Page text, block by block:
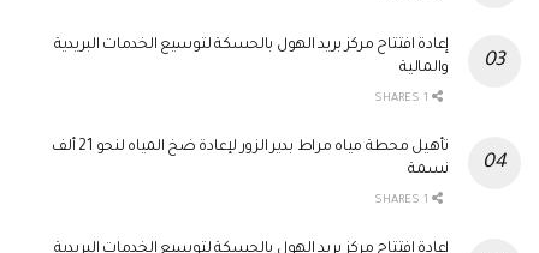
إعادة افتتاح مركز بريد الهول بالحسكة لتوسيع الخدمات البريدية
والمالية
تأهيل محطة مياه مراط بدير الزور لإعادة ضخ المياه لنحو 21 ألف
نسمة
إعادة افتتاح مركز بريد الهول بالحسكة لتوسيع الخدمات البريدية